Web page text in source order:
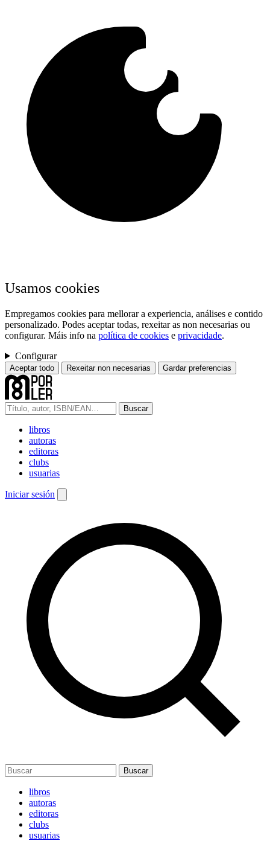
Usamos cookies
Empregamos cookies para mellorar a experiencia, análises e contido
personalizado. Podes aceptar todas, rexeitar as non necesarias ou
configurar. Máis info na política de cookies e privacidade.
Configurar
Aceptar todo Rexeitar non necesarias Gardar preferencias
Buscar
libros
autoras
editoras
clubs
usuarias
Iniciar sesión
Buscar
libros
autoras
editoras
clubs
usuarias